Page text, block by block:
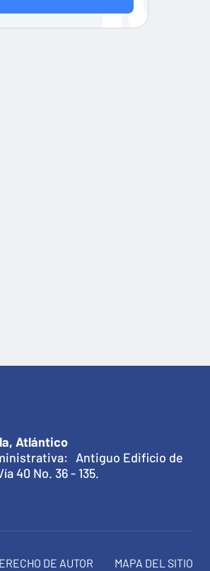
Atlántico
Antiguo Edificio de
40 No. 36 - 135.
DE AUTOR MAPA DEL SITIO